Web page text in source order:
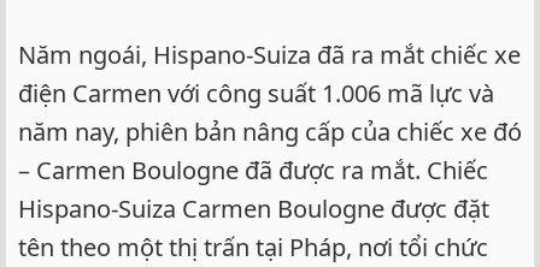
Năm ngoái, Hispano-Suiza đã ra mắt chiếc xe
điện Carmen với công suất 1.006 mã lực và
năm nay, phiên bản nâng cấp của chiếc xe đó
– Carmen Boulogne đã được ra mắt. Chiếc
Hispano-Suiza Carmen Boulogne được đặt
tên theo một thị trấn tại Pháp, nơi tổi chức